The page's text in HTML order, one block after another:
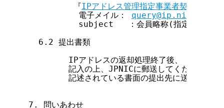
         『
IPアドレス管理指定事業者契約解約に
          電子メイル：
query@ip.nic.ad.jp
subject   ：会員略称(指定事業者略
  6.2 提出書類
        IPアドレスの返却処理終了後、『
記入の上、JPNICに郵送してください。
記述されている書面の提出先に送ってくだ
7. 問いあわせ